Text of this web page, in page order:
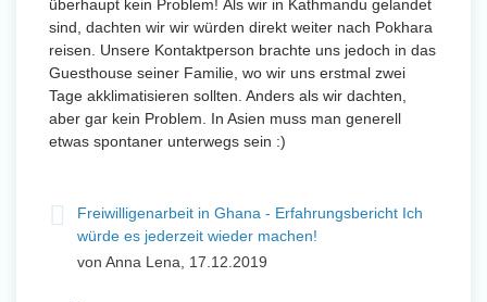
überhaupt kein Problem! Als wir in Kathmandu gelandet
sind, dachten wir wir würden direkt weiter nach Pokhara
reisen. Unsere Kontaktperson brachte uns jedoch in das
Guesthouse seiner Familie, wo wir uns erstmal zwei
Tage akklimatisieren sollten. Anders als wir dachten,
aber gar kein Problem. In Asien muss man generell
etwas spontaner unterwegs sein :)
Freiwilligenarbeit in Ghana - Erfahrungsbericht Ich
würde es jederzeit wieder machen!
von Anna Lena, 17.12.2019